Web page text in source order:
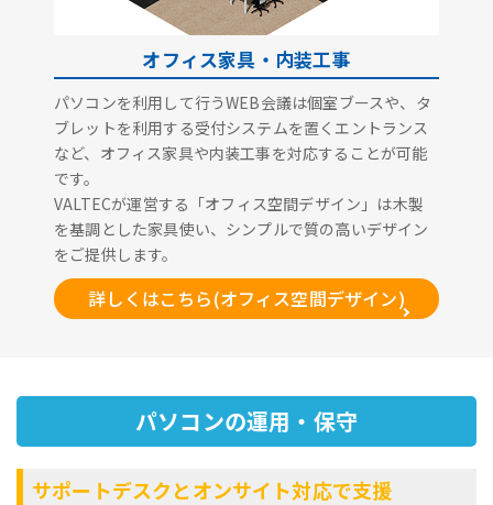
オフィス家具・内装工事
パソコンを利用して行うWEB会議は個室ブースや、タ
ブレットを利用する受付システムを置くエントランス
など、オフィス家具や内装工事を対応することが可能
です。
VALTECが運営する「オフィス空間デザイン」は木製
を基調とした家具使い、シンプルで質の高いデザイン
をご提供します。
詳しくはこちら(オフィス空間デザイン)
パソコンの運用・保守
サポートデスクとオンサイト対応で支援